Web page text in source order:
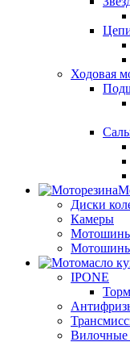
Ходовая
Диски
Камеры
IPONE
Вилочные